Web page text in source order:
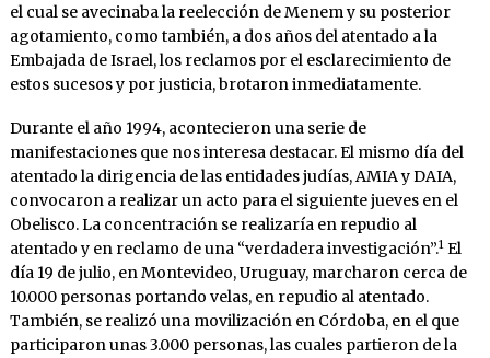
el cual se avecinaba la reelección de Menem y su posterior
agotamiento, como también, a dos años del atentado a la
Embajada de Israel, los reclamos por el esclarecimiento de
estos sucesos y por justicia, brotaron inmediatamente.
Durante el año 1994, acontecieron una serie de
manifestaciones que nos interesa destacar. El mismo día del
atentado la dirigencia de las entidades judías, AMIA y DAIA,
convocaron a realizar un acto para el siguiente jueves en el
Obelisco. La concentración se realizaría en repudio al
atentado y en reclamo de una “verdadera investigación”.1El
día 19 de julio, en Montevideo, Uruguay, marcharon cerca de
10.000 personas portando velas, en repudio al atentado.
También, se realizó una movilización en Córdoba, en el que
participaron unas 3.000 personas, las cuales partieron de la